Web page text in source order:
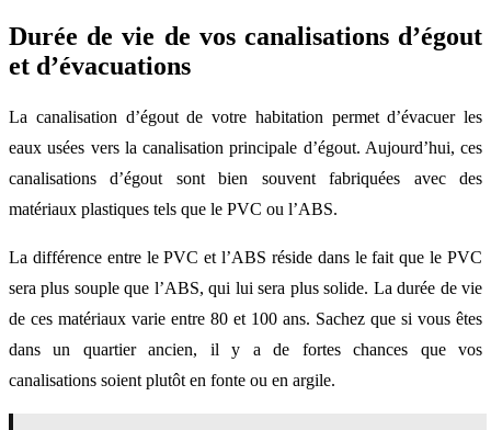
Durée de vie de vos canalisations d’égout
et d’évacuations
La canalisation d’égout de votre habitation permet d’évacuer les
eaux usées vers la canalisation principale d’égout. Aujourd’hui, ces
canalisations d’égout sont bien souvent fabriquées avec des
matériaux plastiques tels que le PVC ou l’ABS.
La différence entre le PVC et l’ABS réside dans le fait que le PVC
sera plus souple que l’ABS, qui lui sera plus solide. La durée de vie
de ces matériaux varie entre 80 et 100 ans. Sachez que si vous êtes
dans un quartier ancien, il y a de fortes chances que vos
canalisations soient plutôt en fonte ou en argile.